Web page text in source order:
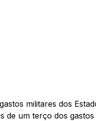
militares dos
de um terço dos gastos